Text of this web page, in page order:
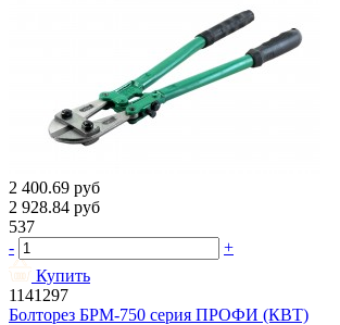
2 400.69 руб
2 928.84 руб
537
-
+
Купить
1141297
Болторез БРМ-750 серия ПРОФИ (КВТ)